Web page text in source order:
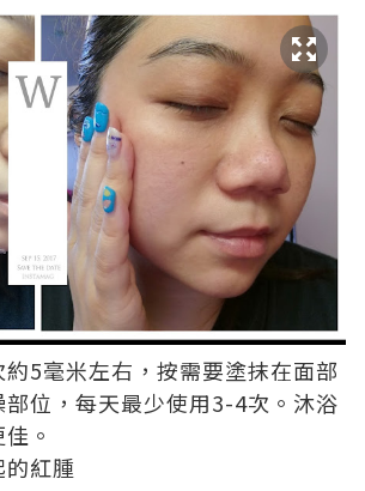
5毫米左右，按需要塗抹在面部
位，每天最少使用3-4次。沐浴
。
紅腫